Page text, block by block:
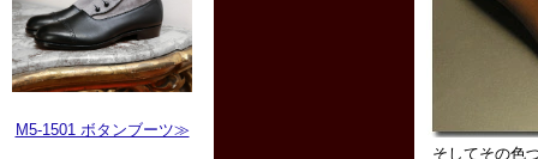
M5-1501 ボタンブーツ≫